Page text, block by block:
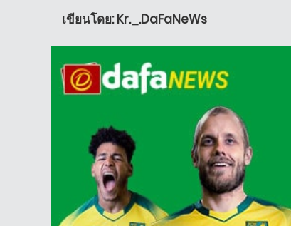
เขียนโดย: Kr._.DaFaNeWs